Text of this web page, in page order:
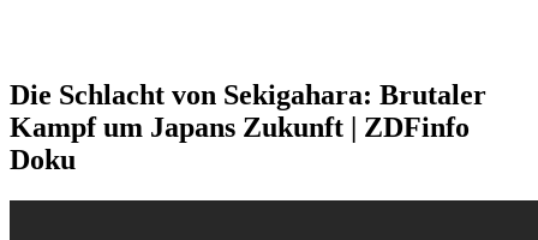
Die Schlacht von Sekigahara: Brutaler
Kampf um Japans Zukunft | ZDFinfo
Doku